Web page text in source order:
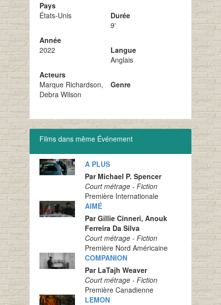
Pays
États-Unis
Année
2022
Acteurs
Marque Richardson,
Debra Wilson
Durée
9'
Langue
Anglais
Genre
Films dans même Événement
A PLUS
Par Michael P. Spencer
Court métrage - Fiction
Première Internationale
AIMÉ
Par Gillie Cinneri, Anouk
Ferreira Da Silva
Court métrage - Fiction
Première Nord Américaine
COMPANION
Par LaTajh Weaver
Court métrage - Fiction
Première Canadienne
LEMON